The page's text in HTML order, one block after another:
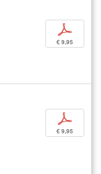
p
€ 9,95
p
€ 9,95